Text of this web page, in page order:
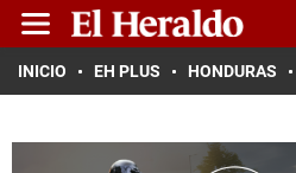
INICIO EH PLUS HONDURAS